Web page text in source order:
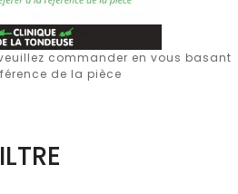
commander en vous basant
de la pièce